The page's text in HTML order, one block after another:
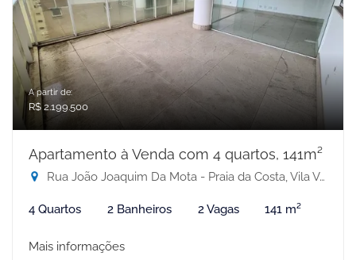
A partir de:
R$ 2.199.500
Apartamento à Venda com 4 quartos, 141m²
Rua João Joaquim Da Mota - Praia da Costa, Vila Velha-ES
4 Quartos 2 Banheiros 2 Vagas 141 m²
Mais informações